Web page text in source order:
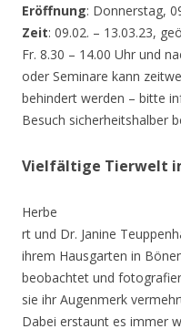
Eröffnung: Donnerstag,
Zeit: 09.02. – 13.03.23,
Fr. 8.30 – 14.00 Uhr und
oder Seminare kann
behindert werden – bitte
Besuch sicherheitshalber
Vielfältige Tierwelt
Herbe
rt und Dr. Janine
ihrem Hausgarten in
beobachtet und
sie ihr Augenmerk
Dabei erstaunt es immer